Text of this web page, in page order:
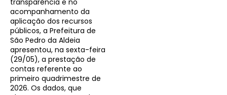
transparência e no
acompanhamento da
aplicação dos recursos
públicos, a Prefeitura de
São Pedro da Aldeia
apresentou, na sexta-feira
(29/05), a prestação de
contas referente ao
primeiro quadrimestre de
2026. Os dados, que